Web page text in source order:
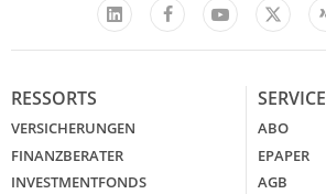
LinkedIn
FacebookYouTube
X
RESSORTS
VERSICHERUNGEN
FINANZBERATER
INVESTMENTFONDS
SERVICE
ABO
EPAPER
AGB